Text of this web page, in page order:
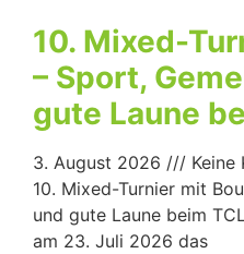
10. Mixed-
– Sport,
gute Laune
3. August 2026
Keine
10. Mixed-Turnier mit
und gute Laune beim
am 23. Juli 2026 das